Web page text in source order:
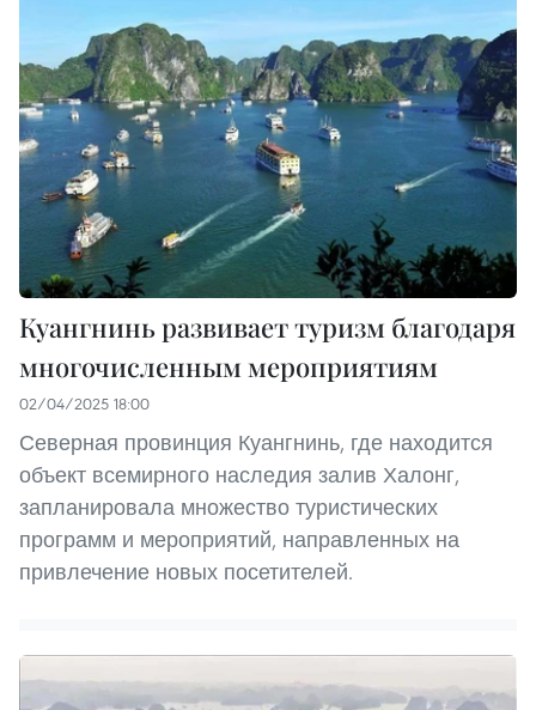
Куангнинь развивает туризм благодаря
многочисленным мероприятиям
02/04/2025 18:00
Северная провинция Куангнинь, где находится
объект всемирного наследия залив Халонг,
запланировала множество туристических
программ и мероприятий, направленных на
привлечение новых посетителей.